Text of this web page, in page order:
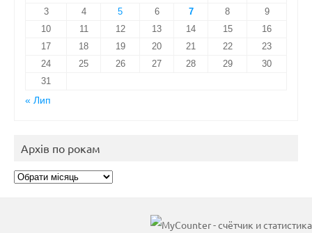
3
4 5 6 7 8
9
10
11 12 13 14 15
16
17
18 19 20 21 22
23
24
25 26 27 28 29
30
31
« Лип
Архів по рокам
Архів